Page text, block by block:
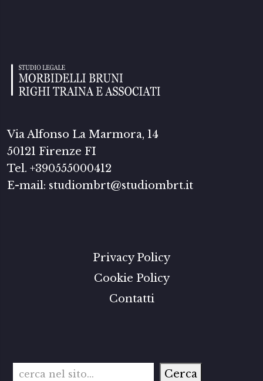
Via Alfonso La Marmora, 14
50121 Firenze FI
Tel. +390555000412
E-mail: studiombrt@studiombrt.it
Privacy Policy
Cookie Policy
Contatti
Cerca